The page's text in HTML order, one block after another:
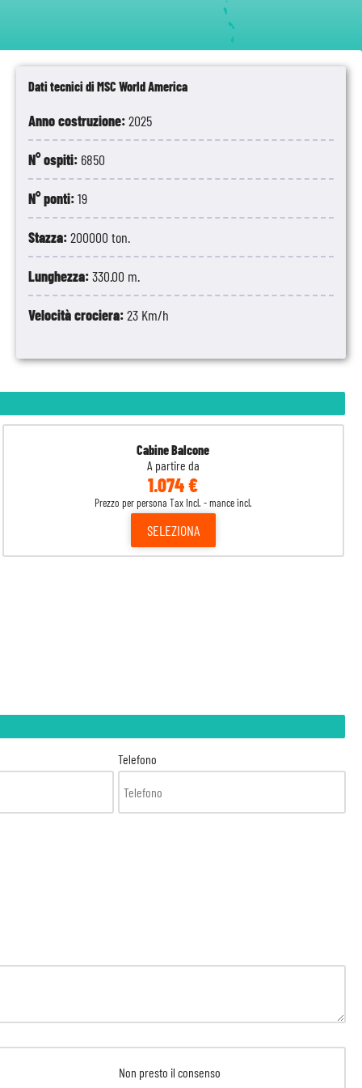
Dati tecnici di MSC World America
Anno costruzione:2025
N° ospiti: 6850
N° ponti:19
Stazza:200000 ton.
Lunghezza:330.00 m.
Velocità crociera:23 Km/h
Cabine Balcone
A partire da
1.074 €
Prezzo per persona Tax Incl. - mance incl.
SELEZIONA
Telefono
Non presto il consenso